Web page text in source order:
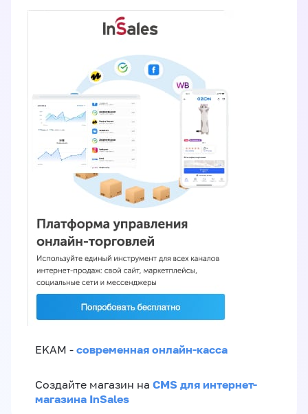
EKAM - современная онлайн-касса
Создайте магазин на CMS для интернет-
магазина InSales